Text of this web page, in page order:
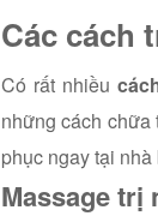
Các cách
Có rất nhiều
những cách
phục ngay tại
Massage trị